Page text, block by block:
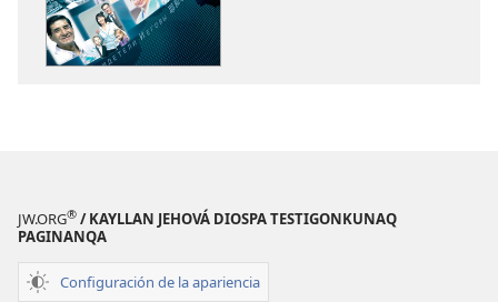
JW.ORG® / KAYLLAN JEHOVÁ DIOSPA TESTIGONKUNAQ
PAGINANQA
Configuración de la apariencia